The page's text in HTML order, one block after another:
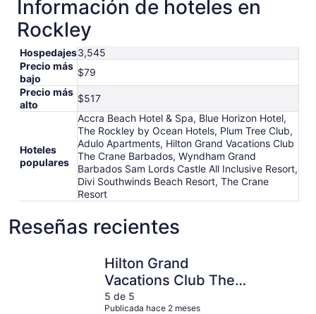
Información de hoteles en
Rockley
Hospedajes3,545
Precio más
bajo
$79
Precio más
alto
$517
Hoteles
populares
Accra Beach Hotel & Spa, Blue Horizon Hotel,
The Rockley by Ocean Hotels, Plum Tree Club,
Adulo Apartments, Hilton Grand Vacations Club
The Crane Barbados, Wyndham Grand
Barbados Sam Lords Castle All Inclusive Resort,
Divi Southwinds Beach Resort, The Crane
Resort
Reseñas recientes
Hilton Grand
Vacations Club The
Crane Barbados
5 de 5
Publicada hace 2 meses